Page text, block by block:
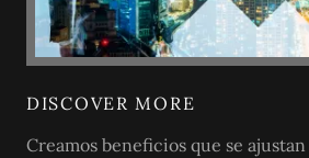
DISCOVER MORE
Creamos beneficios que se ajustan